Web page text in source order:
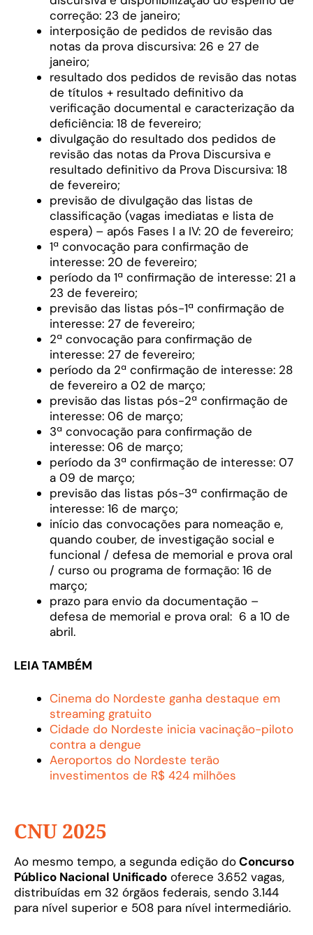
correção: 23 de janeiro;
interposição de pedidos de revisão das
notas da prova discursiva: 26 e 27 de
janeiro;
resultado dos pedidos de revisão das notas
de títulos + resultado definitivo da
verificação documental e caracterização da
deficiência: 18 de fevereiro;
divulgação do resultado dos pedidos de
revisão das notas da Prova Discursiva e
resultado definitivo da Prova Discursiva: 18
de fevereiro;
previsão de divulgação das listas de
classificação (vagas imediatas e lista de
espera) – após Fases I a IV: 20 de fevereiro;
1ª convocação para confirmação de
interesse: 20 de fevereiro;
período da 1ª confirmação de interesse: 21 a
23 de fevereiro;
previsão das listas pós-1ª confirmação de
interesse: 27 de fevereiro;
2ª convocação para confirmação de
interesse: 27 de fevereiro;
período da 2ª confirmação de interesse: 28
de fevereiro a 02 de março;
previsão das listas pós-2ª confirmação de
interesse: 06 de março;
3ª convocação para confirmação de
interesse: 06 de março;
período da 3ª confirmação de interesse: 07
a 09 de março;
previsão das listas pós-3ª confirmação de
interesse: 16 de março;
início das convocações para nomeação e,
quando couber, de investigação social e
funcional / defesa de memorial e prova oral
/ curso ou programa de formação: 16 de
março;
prazo para envio da documentação –
defesa de memorial e prova oral: 6 a 10 de
abril.
LEIA TAMBÉM
Cinema do Nordeste ganha destaque em
streaming gratuito
Cidade do Nordeste inicia vacinação-piloto
contra a dengue
Aeroportos do Nordeste terão
investimentos de R$ 424 milhões
CNU 2025
Ao mesmo tempo, a segunda edição doConcurso
Público Nacional Unificado oferece 3.652 vagas,
distribuídas em 32 órgãos federais, sendo 3.144
para nível superior e 508 para nível intermediário.